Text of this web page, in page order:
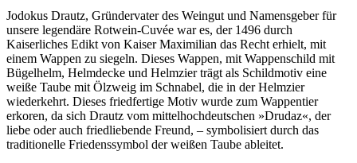
Jodokus Drautz, Gründervater des Weingut und Namensgeber für
unsere legendäre Rotwein-Cuvée war es, der 1496 durch
Kaiserliches Edikt von Kaiser Maximilian das Recht erhielt, mit
einem Wappen zu siegeln. Dieses Wappen, mit Wappenschild mit
Bügelhelm, Helmdecke und Helmzier trägt als Schildmotiv eine
weiße Taube mit Ölzweig im Schnabel, die in der Helmzier
wiederkehrt. Dieses friedfertige Motiv wurde zum Wappentier
erkoren, da sich Drautz vom mittelhochdeutschen »Drudaz«, der
liebe oder auch friedliebende Freund, – symbolisiert durch das
traditionelle Friedenssymbol der weißen Taube ableitet.